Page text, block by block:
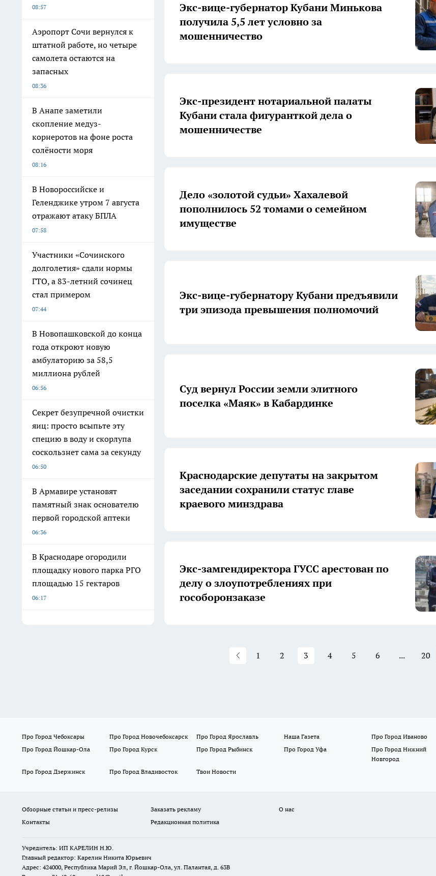
08:57
Аэропорт Сочи вернулся к
штатной работе, но четыре
самолета остаются на
запасных
08:36
В Анапе заметили
скопление медуз-
корнеротов на фоне роста
солёности моря
08:16
В Новороссийске и
Геленджике утром 7 августа
отражают атаку БПЛА
07:58
Участники «Сочинского
долголетия» сдали нормы
ГТО, а 83-летний сочинец
стал примером
07:44
В Новопашковской до конца
года откроют новую
амбулаторию за 58,5
миллиона рублей
06:56
Секрет безупречной очистки
яиц: просто всыпьте эту
специю в воду и скорлупа
соскользнет сама за секунду
06:50
В Армавире установят
памятный знак основателю
первой городской аптеки
06:36
В Краснодаре огородили
площадку нового парка РГО
площадью 15 гектаров
06:17
Экс-вице-губернатор Кубани Минькова
получила 5,5 лет условно за
мошенничество
Экс-президент нотариальной палаты
Кубани стала фигуранткой дела о
мошенничестве
Дело «золотой судьи» Хахалевой
пополнилось 52 томами о семейном
имуществе
Экс-вице-губернатору Кубани предъявили
три эпизода превышения полномочий
Суд вернул России земли элитного
поселка «Маяк» в Кабардинке
Краснодарские депутаты на закрытом
заседании сохранили статус главе
краевого минздрава
Экс-замгендиректора ГУСС арестован по
делу о злоупотреблениях при
гособоронзаказе
1 2 3 4 5 6 ... 20
Про Город Чебоксары Про Город Новочебоксарск Про Город Ярославль Наша Газета
Про Город Иваново
Про Город Йошкар-Ола
Про Город Курск Про Город Рыбинск Про Город Уфа
Про Город Нижний
Новгород
Про Город Дзержинск
Про Город Владивосток Твои Новости
Обзорные статьи и пресс-релизы Заказать рекламу
О нас
Контакты
Редакционная политика
Учредитель: ИП КАРЕЛИН Н.Ю.
Главный редактор: Карелин Никита Юрьевич
Адрес: 424000, Республика Марий Эл, г. Йошкар-Ола, ул. Палантая, д. 63В